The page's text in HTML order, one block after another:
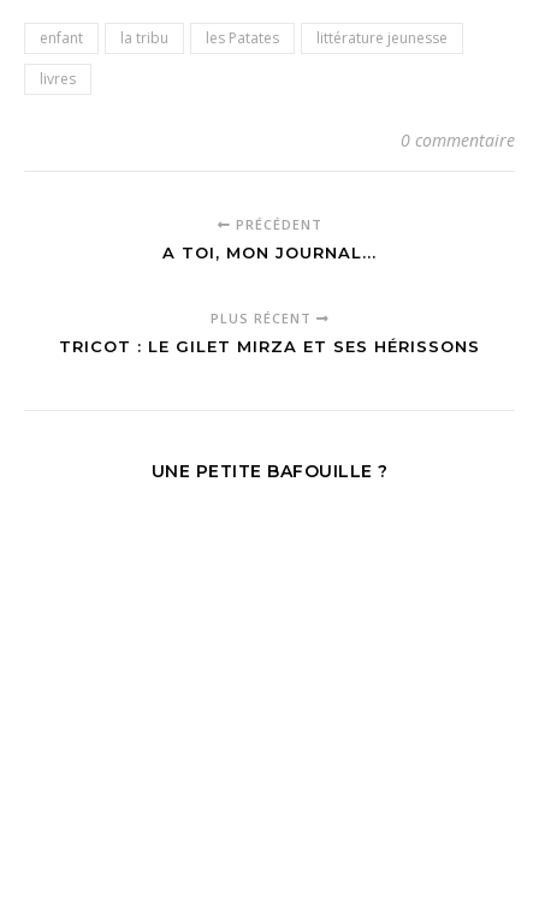
enfant la tribu les Patates
littérature jeunesse
livres
0 commentaire
PRÉCÉDENT
A TOI, MON JOURNAL...
PLUS RÉCENT
TRICOT : LE GILET MIRZA ET SES HÉRISSONS
UNE PETITE BAFOUILLE ?